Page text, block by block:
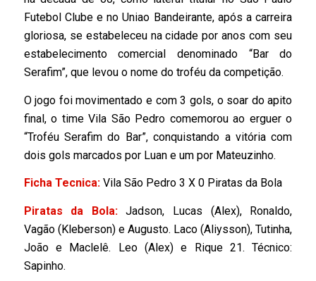
Futebol Clube e no Uniao Bandeirante, após a carreira
gloriosa, se estabeleceu na cidade por anos com seu
estabelecimento comercial denominado “Bar do
Serafim”, que levou o nome do troféu da competição.
O jogo foi movimentado e com 3 gols, o soar do apito
final, o time Vila São Pedro comemorou ao erguer o
“Troféu Serafim do Bar”, conquistando a vitória com
dois gols marcados por Luan e um por Mateuzinho.
Ficha Tecnica:Vila São Pedro 3 X 0 Piratas da Bola
Piratas da Bola:Jadson, Lucas (Alex), Ronaldo,
Vagão (Kleberson) e Augusto. Laco (Aliysson), Tutinha,
João e Maclelê. Leo (Alex) e Rique 21. Técnico:
Sapinho.